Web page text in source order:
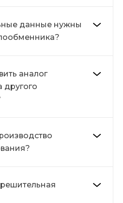
данные нужны
аналог
другого